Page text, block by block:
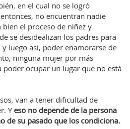
en el cual no se logró
no encuentran nadie
el proceso de niñez y
se desidealizan los padres para
luego así, poder enamorarse de
ninguna mujer por más
poder ocupar un lugar que no está
van a tener dificultad de
Yeso no depende de la persona
de su pasado que los condiciona.